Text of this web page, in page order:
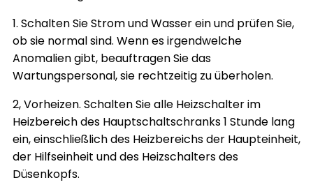
1. Schalten Sie Strom und Wasser ein und prüfen Sie,
ob sie normal sind. Wenn es irgendwelche
Anomalien gibt, beauftragen Sie das
Wartungspersonal, sie rechtzeitig zu überholen.
2, Vorheizen. Schalten Sie alle Heizschalter im
Heizbereich des Hauptschaltschranks 1 Stunde lang
ein, einschließlich des Heizbereichs der Haupteinheit,
der Hilfseinheit und des Heizschalters des
Düsenkopfs.